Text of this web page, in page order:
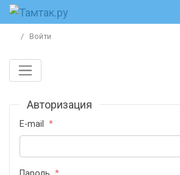
Войти
Авторизация
E-mail